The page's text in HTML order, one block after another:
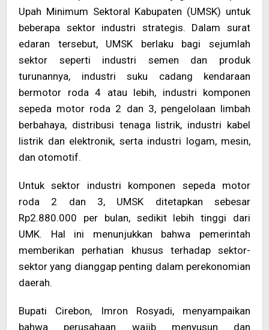
Upah Minimum Sektoral Kabupaten (UMSK) untuk
beberapa sektor industri strategis. Dalam surat
edaran tersebut, UMSK berlaku bagi sejumlah
sektor seperti industri semen dan produk
turunannya, industri suku cadang kendaraan
bermotor roda 4 atau lebih, industri komponen
sepeda motor roda 2 dan 3, pengelolaan limbah
berbahaya, distribusi tenaga listrik, industri kabel
listrik dan elektronik, serta industri logam, mesin,
dan otomotif.
Untuk sektor industri komponen sepeda motor
roda 2 dan 3, UMSK ditetapkan sebesar
Rp2.880.000 per bulan, sedikit lebih tinggi dari
UMK. Hal ini menunjukkan bahwa pemerintah
memberikan perhatian khusus terhadap sektor-
sektor yang dianggap penting dalam perekonomian
daerah.
Bupati Cirebon, Imron Rosyadi, menyampaikan
bahwa perusahaan wajib menyusun dan